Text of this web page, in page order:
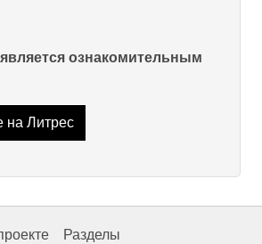
ознакомительным
на Литрес
Разделы